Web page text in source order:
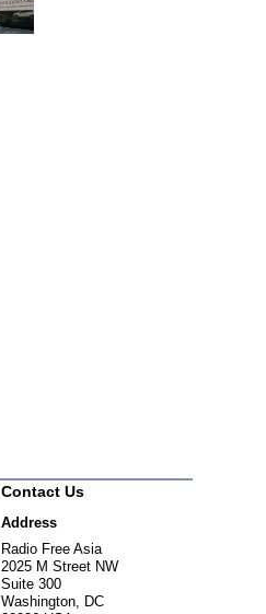
Contact Us
Address
Radio Free Asia
2025 M Street NW
Suite 300
Washington, DC